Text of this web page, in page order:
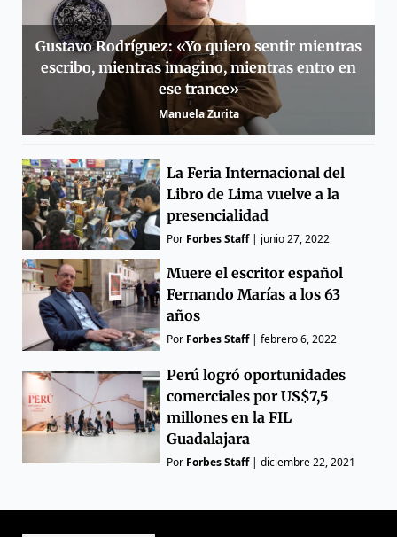
Gustavo Rodríguez: «Yo quiero sentir mientras
escribo, mientras imagino, mientras entro en
ese trance»
Manuela Zurita
La Feria Internacional del
Libro de Lima vuelve a la
presencialidad
Por Forbes Staff| junio 27, 2022
Muere el escritor español
Fernando Marías a los 63
años
Por Forbes Staff|febrero 6, 2022
Perú logró oportunidades
comerciales por US$7,5
millones en la FIL
Guadalajara
Por Forbes Staff|diciembre 22, 2021